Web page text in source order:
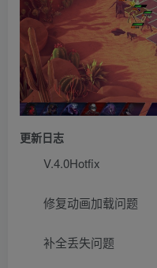
更新日志
V.4.0Hotfix
修复动画加载问题
补全丢失问题